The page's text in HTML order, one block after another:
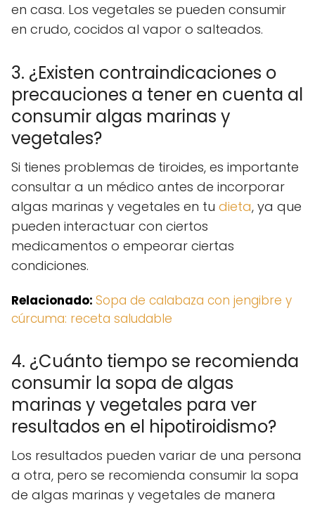
en casa. Los vegetales se pueden consumir
en crudo, cocidos al vapor o salteados.
3. ¿Existen contraindicaciones o
precauciones a tener en cuenta al
consumir algas marinas y
vegetales?
Si tienes problemas de tiroides, es importante
consultar a un médico antes de incorporar
algas marinas y vegetales en tu dieta, ya que
pueden interactuar con ciertos
medicamentos o empeorar ciertas
condiciones.
Relacionado: Sopa de calabaza con jengibre y
cúrcuma: receta saludable
4. ¿Cuánto tiempo se recomienda
consumir la sopa de algas
marinas y vegetales para ver
resultados en el hipotiroidismo?
Los resultados pueden variar de una persona
a otra, pero se recomienda consumir la sopa
de algas marinas y vegetales de manera